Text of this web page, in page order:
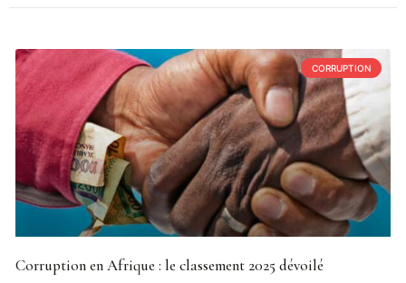
CORRUPTION
Corruption en Afrique : le classement 2025 dévoilé